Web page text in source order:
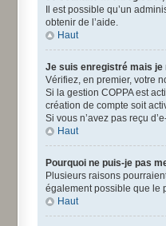
Il est possible qu’un
obtenir de l’aide.
Haut
Je suis enregistré mais je
Vérifiez, en premier, votre
Si la gestion COPPA est
création de compte soit
Si vous n’avez pas reçu
Haut
Pourquoi ne puis-je pas
Plusieurs raisons
également possible que le
Haut